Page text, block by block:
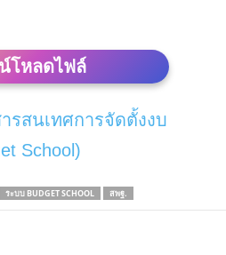
โหลดไฟล์
รสนเทศการจัดตั้งงบ
School)
ระบบ BUDGET SCHOOL สพฐ.